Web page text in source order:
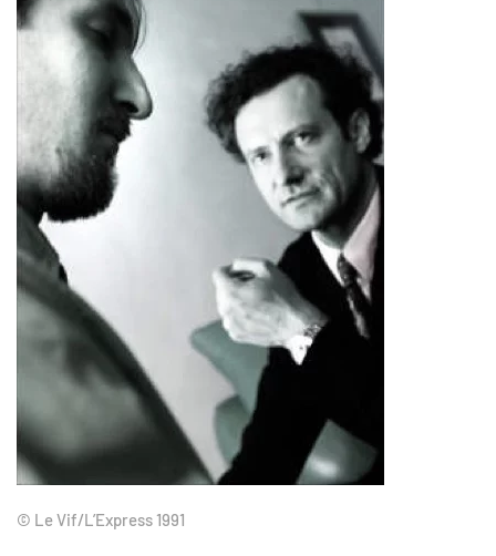
© Le Vif/L’Express 1991